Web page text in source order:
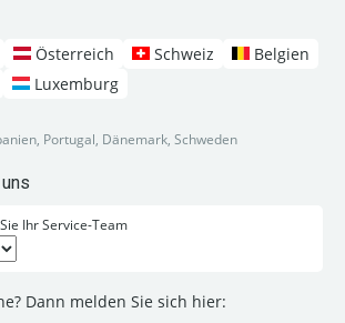
Österreich Schweiz
Belgien
Luxemburg
Portugal, Dänemark, Schweden
Ihr Service-Team
Dann melden Sie sich hier: